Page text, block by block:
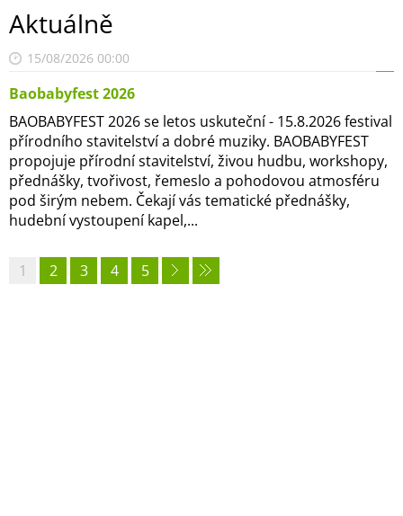
Aktuálně
15/08/2026 00:00
Baobabyfest 2026
BAOBABYFEST 2026 se letos uskuteční - 15.8.2026 festival
přírodního stavitelství a dobré muziky. BAOBABYFEST
propojuje přírodní stavitelství, živou hudbu, workshopy,
přednášky, tvořivost, řemeslo a pohodovou atmosféru
pod širým nebem. Čekají vás tematické přednášky,
hudební vystoupení kapel,...
1 2 3 4 5